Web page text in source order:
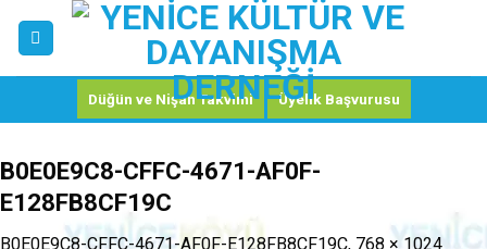
Düğün ve Nişan Takvimi Üyelik Başvurusu
B0E0E9C8-CFFC-4671-AF0F-
E128FB8CF19C
B0E0E9C8-CFFC-4671-AF0F-E128FB8CF19C, 768 × 1024